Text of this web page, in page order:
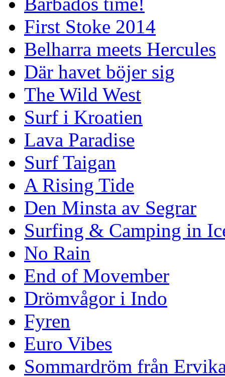
First Stoke 2014
Belharra meets Hercules
Där havet böjer sig
The Wild West
Surf i Kroatien
Lava Paradise
Surf Taigan
A Rising Tide
Den Minsta av Segrar
Surfing & Camping in
No Rain
End of Movember
Drömvågor i Indo
Fyren
Euro Vibes
Sommardröm från